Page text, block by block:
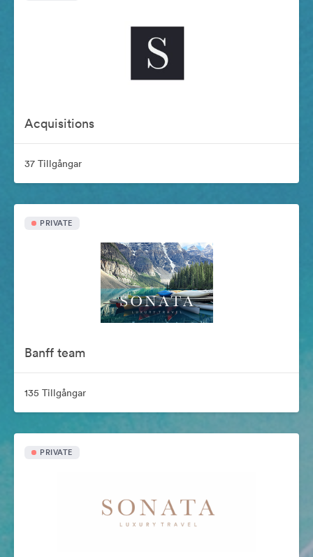
Acquisitions
37 Tillgångar
PRIVATE
Banff team
135 Tillgångar
PRIVATE